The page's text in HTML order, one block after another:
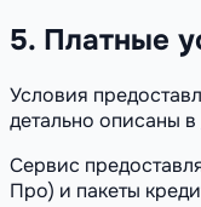
5. Платные
Условия
детально описаны в
Сервис
Про) и пакеты